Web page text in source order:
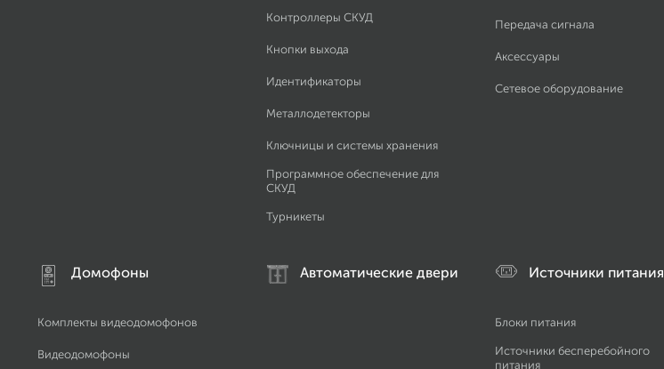
Контроллеры СКУД
Кнопки выхода
Идентификаторы
Металлодетекторы
Ключницы и системы хранения
Программное обеспечение для
СКУД
Турникеты
Передача сигнала
Аксессуары
Сетевое оборудование
Домофоны
Комплекты видеодомофонов
Видеодомофоны
Автоматические двери Источники питания
Блоки питания
Источники бесперебойного
питания